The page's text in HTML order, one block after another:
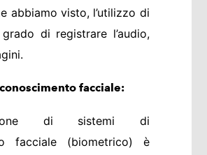
abbiamo visto, l’utilizzo di
di registrare l’audio,
facciale:
di sistemi di
facciale (biometrico) è